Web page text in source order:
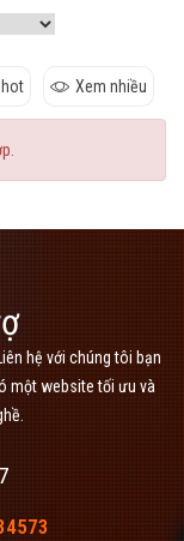
hot Xem nhiều
hệ với chúng tôi bạn
một website tối ưu và